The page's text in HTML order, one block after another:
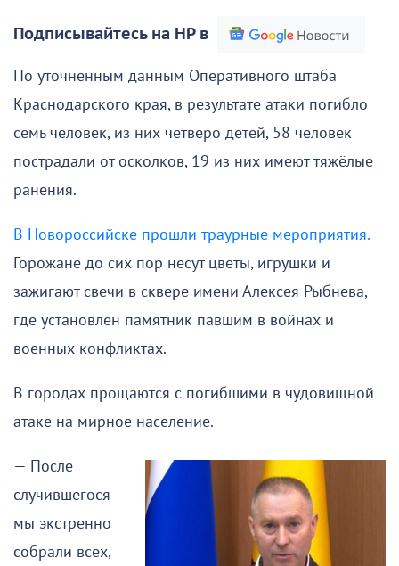
Подписывайтесь на НР в
По уточненным данным Оперативного штаба
Краснодарского края, в результате атаки погибло
семь человек, из них четверо детей, 58 человек
пострадали от осколков, 19 из них имеют тяжёлые
ранения.
В Новороссийске прошли траурные мероприятия.
Горожане до сих пор несут цветы, игрушки и
зажигают свечи в сквере имени Алексея Рыбнева,
где установлен памятник павшим в войнах и
военных конфликтах.
В городах прощаются с погибшими в чудовищной
атаке на мирное население.
— После
случившегося
мы экстренно
собрали всех,